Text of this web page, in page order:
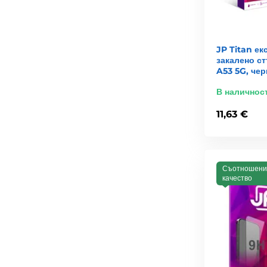
JP Titan
закалено
A53 5G,
В
11,63 €
качество